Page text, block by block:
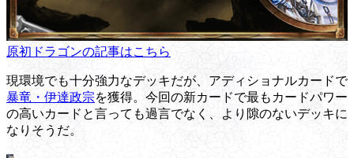
原初ドラゴンの記事はこちら
現環境でも十分強力なデッキだが、アディショナルカードで
暴竜・伊達政宗を獲得。今回の新カードで最もカードパワー
の高いカードと言っても過言でなく、より隙のないデッキに
なりそうだ。